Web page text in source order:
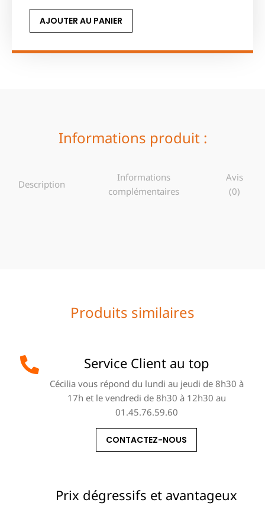
AJOUTER AU PANIER
Informations produit :
Description
Informations
complémentaires
Avis
(0)
Produits similaires
Service Client au top
Cécilia vous répond du lundi au jeudi de 8h30 à
17h et le vendredi de 8h30 à 12h30 au
01.45.76.59.60
CONTACTEZ-NOUS
Prix dégressifs et avantageux